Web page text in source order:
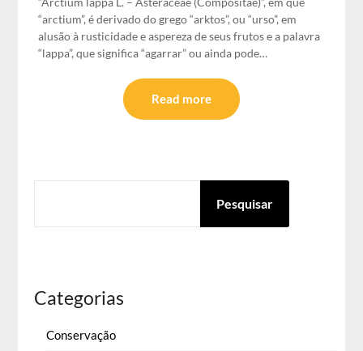
“arctium”, é derivado do grego “arktos”, ou “urso”, em
alusão à rusticidade e aspereza de seus frutos e a palavra
“lappa”, que significa “agarrar” ou ainda pode…
Read more
Pesquisar
Categorias
Conservação